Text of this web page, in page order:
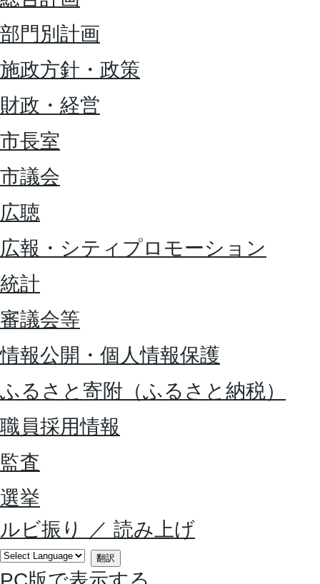
部門別計画
施政方針・政策
財政・経営
市長室
市議会
広聴
広報・シティプロモーション
統計
審議会等
情報公開・個人情報保護
ふるさと寄附（ふるさと納税）
職員採用情報
監査
選挙
ルビ振り
／ 読み上げ
翻訳